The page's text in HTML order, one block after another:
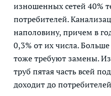
изношенных сетей 40%
потребителей.
наполовину, причем в
0,3% от их числа.
тоже требуют замены.
труб пятая часть всей
доходит до